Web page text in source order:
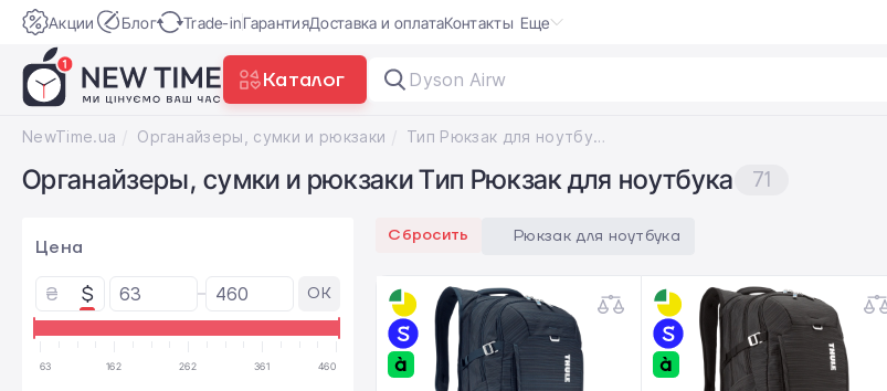
Акции Блог Trade-inГарантияДоставка и оплатаКонтакты Еще
Каталог Dyson Airwrap
NewTime.ua Органайзеры, сумки и рюкзаки Тип Рюкзак для ноутбука
Органайзеры, сумки и рюкзаки Тип Рюкзак для ноутбука 71
Цена
₴ $ OK
63 162 262 361 460
Сбросить Рюкзак для ноутбука